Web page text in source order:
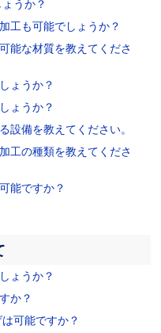
うか？
工も可能でしょうか？
能な材質を教えてくださ
ょうか？
ょうか？
設備を教えてください。
工の種類を教えてくださ
能ですか？
ょうか？
か？
可能ですか？